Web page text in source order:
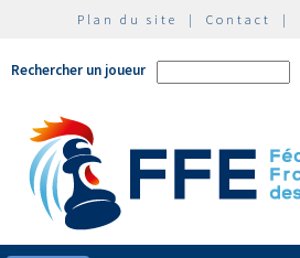
Plan du site | Contact |
Rechercher un joueur